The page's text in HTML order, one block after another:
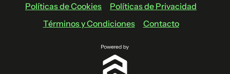
Políticas de Cookies
Políticas de Privacidad
Términos y Condiciones
Contacto